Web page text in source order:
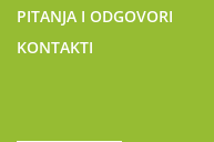
PITANJA I ODGOVORI
KONTAKTI